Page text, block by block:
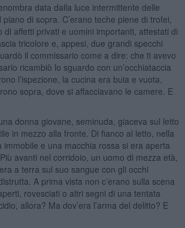
data dalla luce intermittente delle
di sopra. C’erano teche piene di trofei,
di affetti privati e uomini importanti, attestati di
tricolore e, appesi, due grandi specchi
il commissario come a dire: che ti avevo
ricambiò lo sguardo con un’occhiataccia
l’ispezione, la cucina era buia e vuota,
sopra, dove si affacciavano le camere. E
donna giovane, seminuda, giaceva sul letto
in mezzo alla fronte. Di fianco al letto, nella
immobile e una macchia rossa si era aperta
avanti nel corridoio, un uomo di mezza età,
a terra sul suo sangue con gli occhi
A prima vista non c’erano sulla scena
rovesciati o altri segni di una tentata
allora? Ma dov’era l’arma del delitto? E